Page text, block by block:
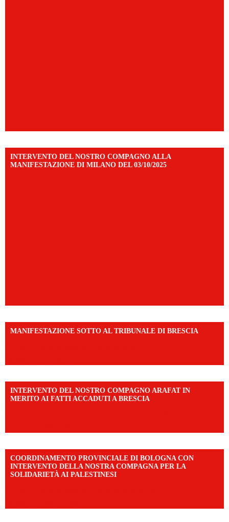
INTERVENTO DEL NOSTRO COMPAGNO ALLA
MANIFESTAZIONE DI MILANO DEL 03/10/2025
MANIFESTAZIONE SOTTO AL TRIBUNALE DI BRESCIA
INTERVENTO DEL NOSTRO COMPAGNO ARAFAT IN
MERITO AI FATTI ACCADUTI A BRESCIA
COORDINAMENTO PROVINCIALE DI BOLOGNA CON
INTERVENTO DELLA NOSTRA COMPAGNA PER LA
SOLIDARIETÀ AI PALESTINESI